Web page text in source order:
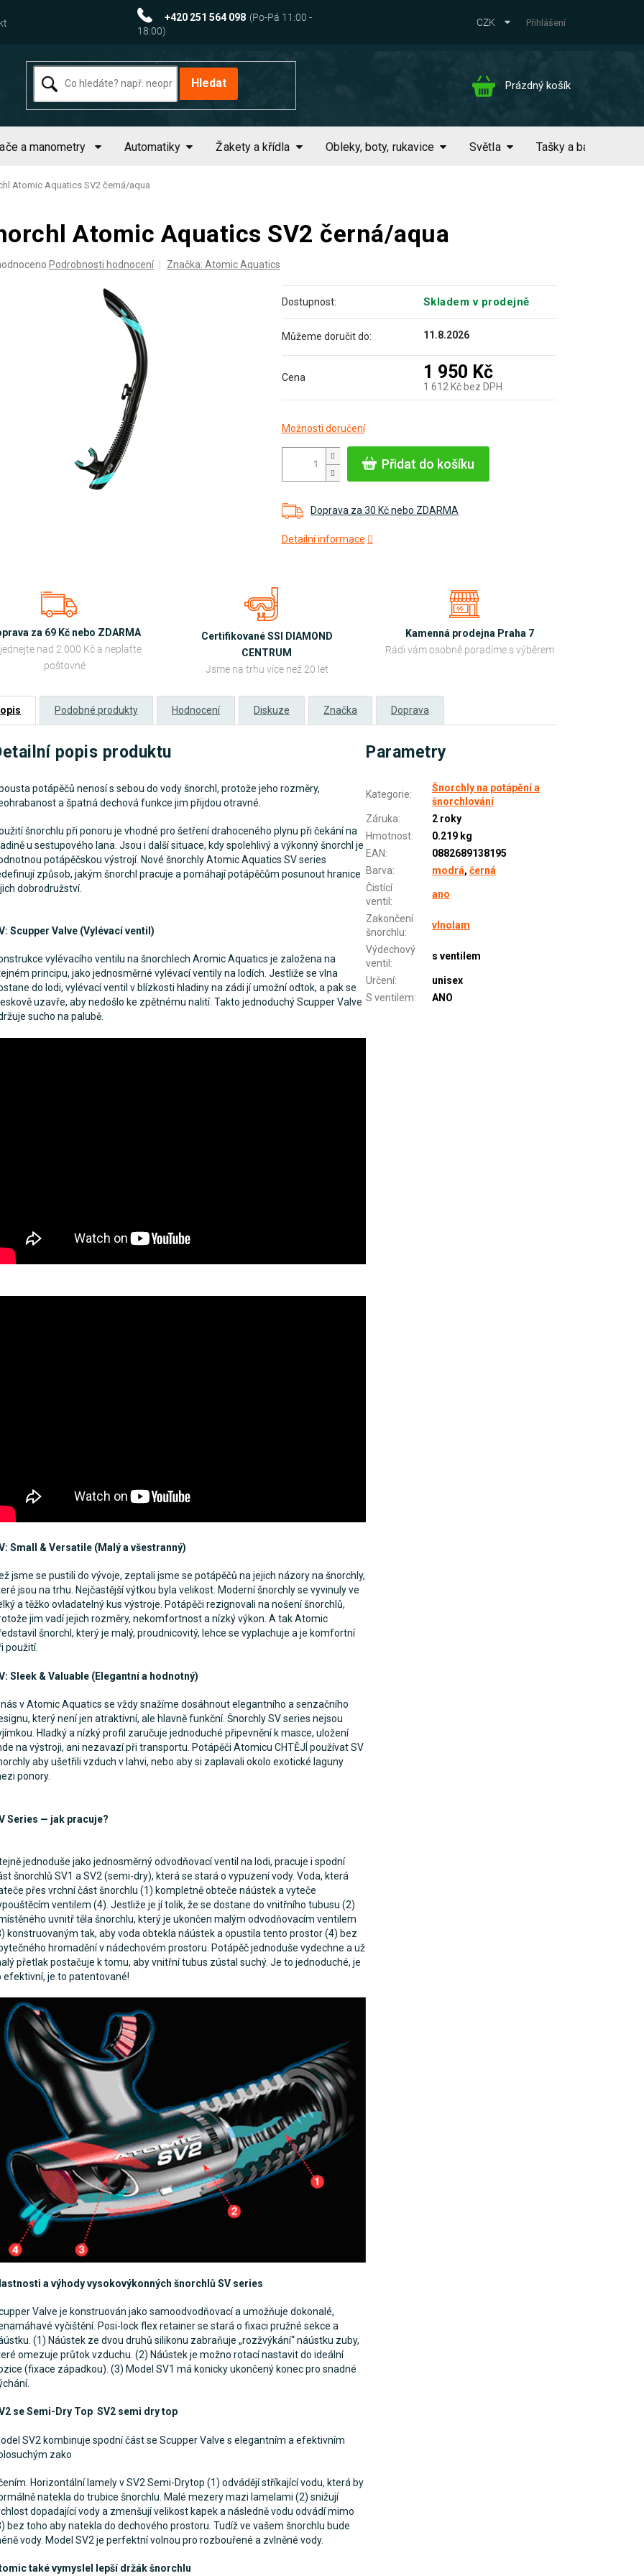
+420 251 564 098 CZK Přihlášení
Hledat
Nákupní
Prázdný košík
a manometry Automatiky Žakety a křídla Obleky, boty, rukavice Světla Tašky a batohy
Atomic Aquatics SV2 černá/aqua
Atomic Aquatics SV2 černá/aqua
Podrobnosti hodnocení Značka: Atomic Aquatics
Přidat do košíku
Doprava za 30 Kč nebo ZDARMA
Detailní informace
Dostupnost: Skladem v prodejně
Můžeme doručit do: 11.8.2026
Cena 1 950 Kč
1 612 Kč bez DPH
cena:
Možnosti doručení
za 69 Kč nebo ZDARMA
nad 2 000 Kč a neplaťte
poštovné
Certifikované SSI DIAMOND
CENTRUM
Jsme na trhu více než 20 let
Kamenná prodejna Praha 7
Rádi vám osobně poradíme s výběrem
Podobné produkty Hodnocení Diskuze Značka Doprava
popis produktu
potápěčů nenosí s sebou do vody šnorchl, protože jeho rozměry,
a špatná dechová funkce jim přijdou otravné.
šnorchlu při ponoru je vhodné pro šetření drahoceného plynu při čekání na
u sestupového lana. Jsou i další situace, kdy spolehlivý a výkonný šnorchl je
potápěčskou výstrojí. Nové šnorchly Atomic Aquatics SV series
způsob, jakým šnorchl pracuje a pomáhají potápěčům posunout hranice
dobrodružství.
Scupper Valve (Vylévací ventil)
vylévacího ventilu na šnorchlech Aromic Aquatics je založena na
principu, jako jednosměrné vylévací ventily na lodích. Jestliže se vlna
do lodi, vylévací ventil v blízkosti hladiny na zádi jí umožní odtok, a pak se
uzavře, aby nedošlo ke zpětnému nalití. Takto jednoduchý Scupper Valve
sucho na palubě.
Small & Versatile (Malý a všestranný)
jsme se pustili do vývoje, zeptali jsme se potápěčů na jejich názory na šnorchly,
jsou na trhu. Nejčastější výtkou byla velikost. Moderní šnorchly se vyvinuly ve
a těžko ovladatelný kus výstroje. Potápěči rezignovali na nošení šnorchlů,
jim vadí jejich rozměry, nekomfortnost a nízký výkon. A tak Atomic
šnorchl, který je malý, proudnicovitý, lehce se vyplachuje a je komfortní
použití.
Sleek & Valuable (Elegantní a hodnotný)
nás v Atomic Aquatics se vždy snažíme dosáhnout elegantního a senzačního
který není jen atraktivní, ale hlavně funkční. Šnorchly SV series nejsou
Hladký a nízký profil zaručuje jednoduché připevnění k masce, uložení
na výstroji, ani nezavazí při transportu. Potápěči Atomicu CHTĚJÍ používat SV
aby ušetřili vzduch v lahvi, nebo aby si zaplavali okolo exotické laguny
ponory.
Series — jak pracuje?
jednoduše jako jednosměrný odvodňovací ventil na lodi, pracuje i spodní
šnorchlů SV1 a SV2 (semi-dry), která se stará o vypuzení vody. Voda, která
přes vrchní část šnorchlu (1) kompletně obteče náústek a vyteče
ventilem (4). Jestliže je jí tolik, že se dostane do vnitřního tubusu (2)
uvnitř těla šnorchlu, který je ukončen malým odvodňovacím ventilem
konstruovaným tak, aby voda obtekla náústek a opustila tento prostor (4) bez
hromadění v nádechovém prostoru. Potápěč jednoduše vydechne a už
přetlak postačuje k tomu, aby vnitřní tubus zústal suchý. Je to jednoduché, je
efektivní, je to patentované!
a výhody vysokovýkonných šnorchlů SV series
Valve je konstruován jako samoodvodňovací a umožňuje dokonalé,
vyčištění. Posi-lock flex retainer se stará o fixaci pružné sekce a
(1) Náústek ze dvou druhů silikonu zabraňuje „rozžvýkání“ náústku zuby,
omezuje průtok vzduchu. (2) Náústek je možno rotací nastavit do ideální
(fixace západkou). (3) Model SV1 má konicky ukončený konec pro snadné
se Semi-Dry Top SV2 semi dry top
SV2 kombinuje spodní část se Scupper Valve s elegantním a efektivním
zako
Horizontální lamely v SV2 Semi-Drytop (1) odvádějí stříkající vodu, která by
natekla do trubice šnorchlu. Malé mezery mazi lamelami (2) snižují
dopadající vody a zmenšují velikost kapek a následně vodu odvádí mimo
bez toho aby natekla do dechového prostoru. Tudíž ve vašem šnorchlu bude
vody. Model SV2 je perfektní volnou pro rozbouřené a zvlněné vody.
také vymyslel lepší držák šnorchlu
Parametry
Kategorie:
Šnorchly na potápění a
šnorchlování
Záruka:
2 roky
Hmotnost:
0.219 kg
EAN:
0882689138195
Barva: modrá,černá
Čistící
ventil :
ano
Zakončení
šnorchlu:
vlnolam
Výdechový
ventil :
s ventilem
Určení:
unisex
S ventilem: ANO